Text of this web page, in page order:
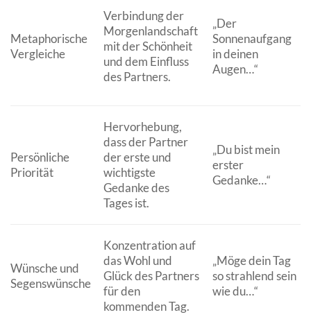
Metaphorische
Vergleiche
Verbindung der
Morgenlandschaft
mit der Schönheit
und dem Einfluss
des Partners.
„Der
Sonnenaufgang
in deinen
Augen…“
Persönliche
Priorität
Hervorhebung,
dass der Partner
der erste und
wichtigste
Gedanke des
Tages ist.
„Du bist mein
erster
Gedanke…“
Wünsche und
Segenswünsche
Konzentration auf
das Wohl und
Glück des Partners
für den
kommenden Tag.
„Möge dein Tag
so strahlend sein
wie du…“